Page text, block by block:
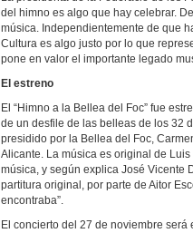
del himno es algo que hay celebrar.
música. Independientemente de que
Cultura es algo justo por lo que
pone en valor el importante legado
El estreno
El “Himno a la Bellea del Foc” fue
de un desfile de las belleas de los 32
presidido por la Bellea del Foc,
Alicante. La música es original de
música, y según explica José Vicente
partitura original, por parte de Aitor
encontraba”.
El concierto del 27 de noviembre